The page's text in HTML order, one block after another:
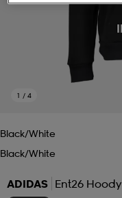
1 / 4
Black/white
Black/white
ADIDAS Ent26 Hoody